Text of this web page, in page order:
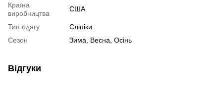
Країна
виробництва
США
Тип одягу
Сліпіки
Сезон
Зима, Весна, Осінь
Відгуки